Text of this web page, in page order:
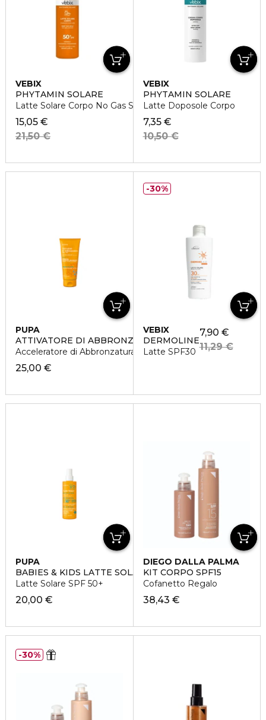
VEBIX
PHYTAMIN SOLARE
Latte Solare Corpo No Gas SPF50+ Kids
15,05 €
21,50 €
VEBIX
PHYTAMIN SOLARE
Latte Doposole Corpo
7,35 €
10,50 €
PUPA
ATTIVATORE DI ABBRONZATURA CORPO E VISO
Acceleratore di Abbronzatura
25,00 €
VEBIX
DERMOLINE
Latte SPF30
7,90 €
11,29 €
30%
PUPA
BABIES & KIDS LATTE SOLARE
Latte Solare SPF 50+
20,00 €
DIEGO DALLA PALMA
KIT CORPO SPF15
Cofanetto Regalo
38,43 €
30%